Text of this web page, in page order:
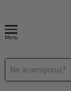
Menu